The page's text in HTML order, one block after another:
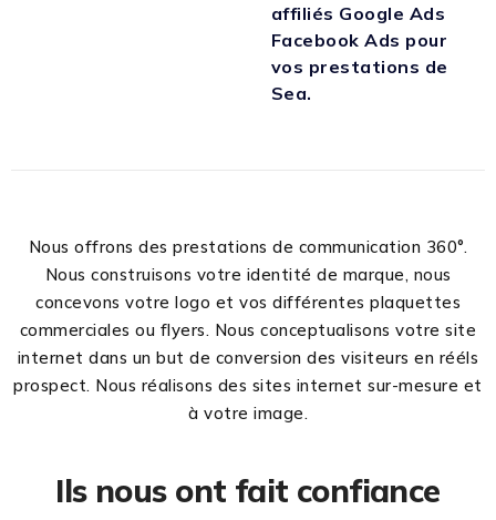
affiliés Google Ads
Facebook Ads pour
vos prestations de
Sea.
Nous offrons des prestations de communication 360°.
Nous construisons votre identité de marque, nous
concevons votre logo et vos différentes plaquettes
commerciales ou flyers. Nous conceptualisons votre site
internet dans un but de conversion des visiteurs en rééls
prospect. Nous réalisons des sites internet sur-mesure et
à votre image.
Ils nous ont fait confiance